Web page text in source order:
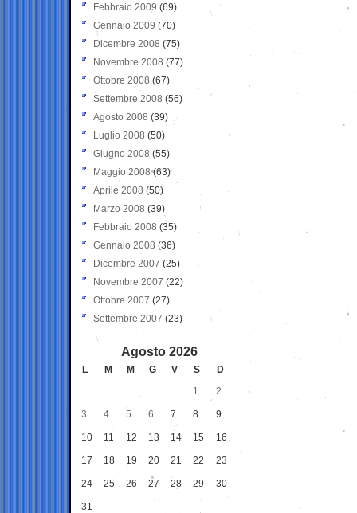
Febbraio 2009 (69)
Gennaio 2009 (70)
Dicembre 2008 (75)
Novembre 2008 (77)
Ottobre 2008 (67)
Settembre 2008 (56)
Agosto 2008 (39)
Luglio 2008 (50)
Giugno 2008 (55)
Maggio 2008(63)
Aprile 2008 (50)
Marzo 2008 (39)
Febbraio 2008 (35)
Gennaio 2008 (36)
Dicembre 2007 (25)
Novembre 2007 (22)
Ottobre 2007 (27)
Settembre 2007 (23)
Agosto 2026
L M M G V S
D
1
2
3 4 5 6 7 8 9
10 11 12 13 14 15 16
17 18 19 20 21 22 23
24 25 26 27 28 29 30
31